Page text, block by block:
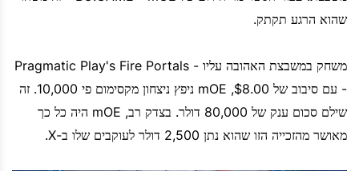
שהוא הרגע תקתק.
משחק במשבצת האהובה עליו - Pragmatic Play's Fire Portals
- עם סיבוב של $8.00, mOE ניפץ ניצחון מקסימום פי 10,000. זה
שילם סכום ענק של 80,000 דולר. בצדק רב, mOE היה כל כך
מאושר מהזכייה הזו שהוא נתן 2,500 דולר לעוקבים שלו ב-X.